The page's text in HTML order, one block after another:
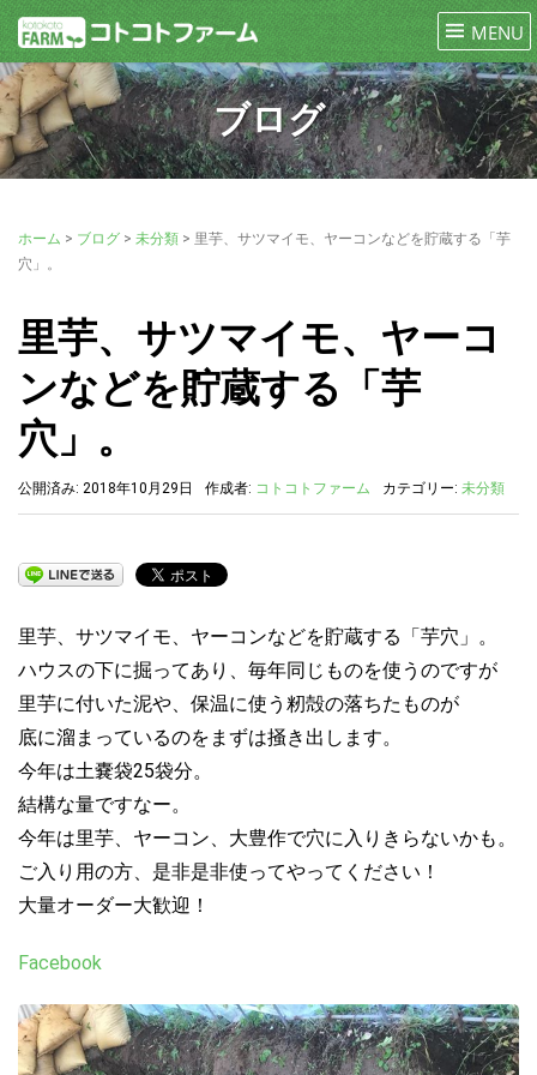
ブログ
ホーム > ブログ > 未分類 > 里芋、サツマイモ、ヤーコンなどを貯蔵する「芋
穴」。
里芋、サツマイモ、ヤーコ
ンなどを貯蔵する「芋
穴」。
公開済み: 2018年10月29日 作成者: コトコトファーム カテゴリー: 未分類
里芋、サツマイモ、ヤーコンなどを貯蔵する「芋穴」。
ハウスの下に掘ってあり、毎年同じものを使うのですが
里芋に付いた泥や、保温に使う籾殻の落ちたものが
底に溜まっているのをまずは掻き出します。
今年は土嚢袋25袋分。
結構な量ですなー。
今年は里芋、ヤーコン、大豊作で穴に入りきらないかも。
ご入り用の方、是非是非使ってやってください！
大量オーダー大歓迎！
Facebook